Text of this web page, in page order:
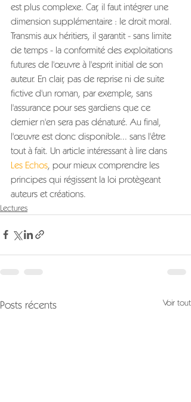
est plus complexe. Car, il faut intégrer une
dimension supplémentaire : le droit moral.
Transmis aux héritiers, il garantit - sans limite
de temps - la conformité des exploitations
futures de l'œuvre à l'esprit initial de son
auteur. En clair, pas de reprise ni de suite
fictive d'un roman, par exemple, sans
l'assurance pour ses gardiens que ce
dernier n'en sera pas dénaturé. Au final,
l'œuvre est donc disponible... sans l'être
tout à fait. Un article intéressant à lire dans
Les Echos, pour mieux comprendre les
principes qui régissent la loi protègeant
auteurs et créations.
Lectures
Posts récents Voir tout